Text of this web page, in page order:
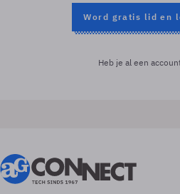
Word gratis lid en
Heb je al een